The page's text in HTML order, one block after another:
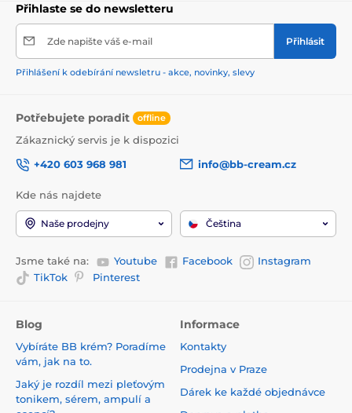
Přihlaste se do newsletteru
Zde napište váš e-mail Přihlásit
Přihlášení k odebírání newsletru - akce, novinky, slevy
Potřebujete poradit offline
Zákaznický servis je k dispozici
+420 603 968 981
info@bb-cream.cz
Kde nás najdete
Naše prodejny Čeština
Jsme také na: Youtube Facebook
Instagram
TikTok
Pinterest
Blog
Vybíráte BB krém? Poradíme
vám, jak na to.
Jaký je rozdíl mezi pleťovým
tonikem, sérem, ampulí a
Informace
Kontakty
Prodejna v Praze
Dárek ke každé objednávce